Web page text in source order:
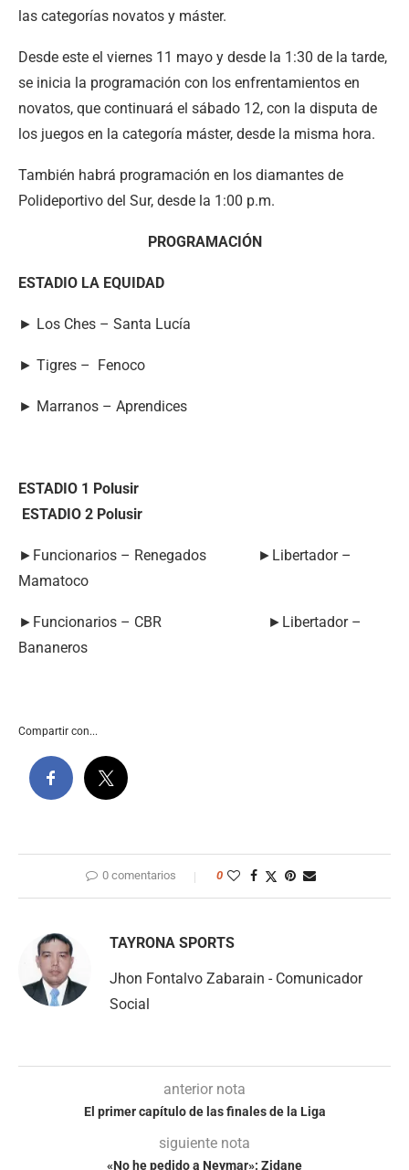
las categorías novatos y máster.
Desde este el viernes 11 mayo y desde la 1:30 de la tarde,
se inicia la programación con los enfrentamientos en
novatos, que continuará el sábado 12, con la disputa de
los juegos en la categoría máster, desde la misma hora.
También habrá programación en los diamantes de
Polideportivo del Sur, desde la 1:00 p.m.
PROGRAMACIÓN
ESTADIO LA EQUIDAD
► Los Ches – Santa Lucía
► Tigres – Fenoco
► Marranos – Aprendices
ESTADIO 1 Polusir
ESTADIO 2 Polusir
►Funcionarios – Renegados ►Libertador –
Mamatoco
►Funcionarios – CBR ►Libertador –
Bananeros
Compartir con...
0 comentarios 0
TAYRONA SPORTS
Jhon Fontalvo Zabarain - Comunicador
Social
anterior nota
El primer capítulo de las finales de la Liga
siguiente nota
«No he pedido a Neymar»: Zidane